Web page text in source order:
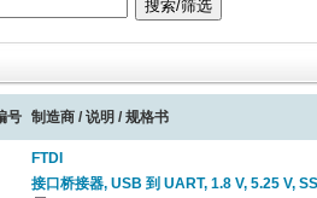
号 制造商 / 说明 / 规格书
FTDI
接口桥接器, USB 到 UART, 1.8 V, 5.25 V,